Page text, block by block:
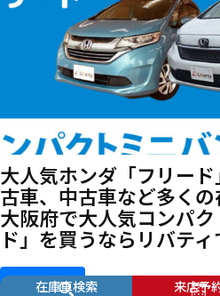
大人気ホンダ「フリー
古車、中古車など多くの
大阪府で大人気コンパ
ド」を買うならリバティ
続きを読む
在庫車検索 来店予